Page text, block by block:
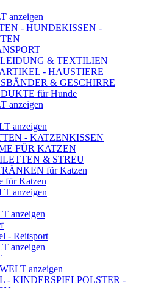
anzeigen
- HUNDEKISSEN -
& TEXTILIEN
- HAUSTIERE
& GESCHIRRE
für Hunde
anzeigen
anzeigen
- KATZENKISSEN
FÜR KATZEN
& STREU
für Katzen
für Katzen
anzeigen
anzeigen
- Reitsport
anzeigen
anzeigen
- KINDERSPIELPOLSTER -